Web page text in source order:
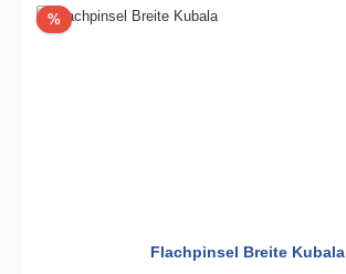
%Rabatt
Flachpinsel Breite Kubala